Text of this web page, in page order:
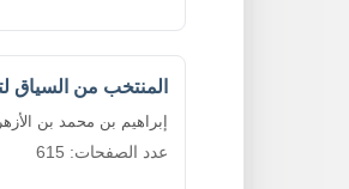
المنتخب من السياق
إبراهيم بن محمد بن
عدد الصفحات: 615